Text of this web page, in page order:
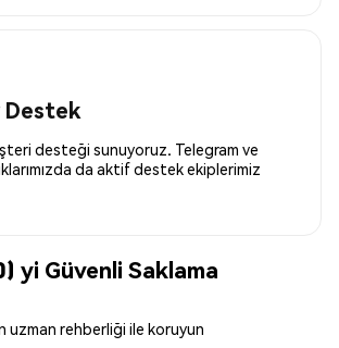
Destek
desteği sunuyoruz. Telegram ve
da aktif destek ekiplerimiz
yi Güvenli Saklama
uzman rehberliği ile koruyun